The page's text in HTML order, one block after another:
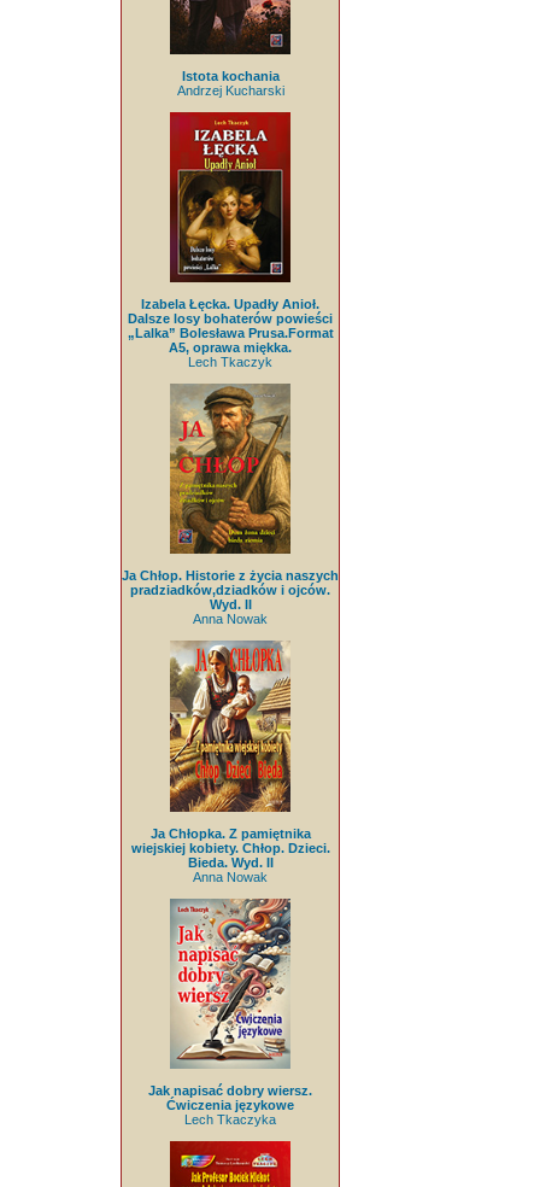
Istota kochania
Andrzej Kucharski
Izabela Łęcka. Upadły Anioł.
Dalsze losy bohaterów powieści
„Lalka” Bolesława Prusa.Format
A5, oprawa miękka.
Lech Tkaczyk
Ja Chłop. Historie z życia naszych
pradziadków,dziadków i ojców.
Wyd. II
Anna Nowak
Ja Chłopka. Z pamiętnika
wiejskiej kobiety. Chłop. Dzieci.
Bieda. Wyd. II
Anna Nowak
Jak napisać dobry wiersz.
Ćwiczenia językowe
Lech Tkaczyka